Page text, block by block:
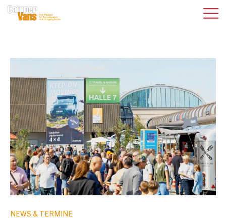
NEWS & TERMINE